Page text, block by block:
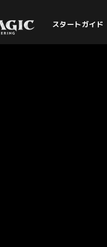
スタートガイド